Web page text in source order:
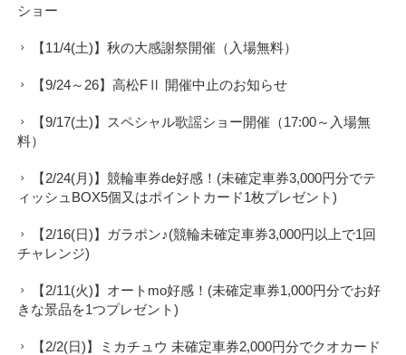
ショー
【11/4(土)】秋の大感謝祭開催（入場無料）
【9/24～26】高松FⅡ 開催中止のお知らせ
【9/17(土)】スペシャル歌謡ショー開催（17:00～入場無
料）
【2/24(月)】競輪車券de好感！(未確定車券3,000円分でテ
ィッシュBOX5個又はポイントカード1枚プレゼント)
【2/16(日)】ガラポン♪(競輪未確定車券3,000円以上で1回
チャレンジ)
【2/11(火)】オートmo好感！(未確定車券1,000円分でお好
きな景品を1つプレゼント)
【2/2(日)】ミカチュウ 未確定車券2,000円分でクオカード